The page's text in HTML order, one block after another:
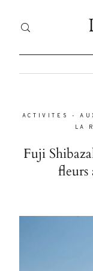
ACTIVITES -
LA
Fuji